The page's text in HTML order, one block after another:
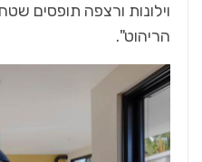
וילונות ורצפה תופסים
הריהוט".